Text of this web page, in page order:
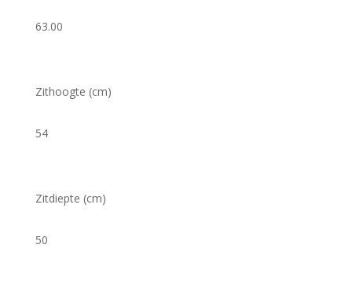
63.00
Zithoogte (cm)
54
Zitdiepte (cm)
50